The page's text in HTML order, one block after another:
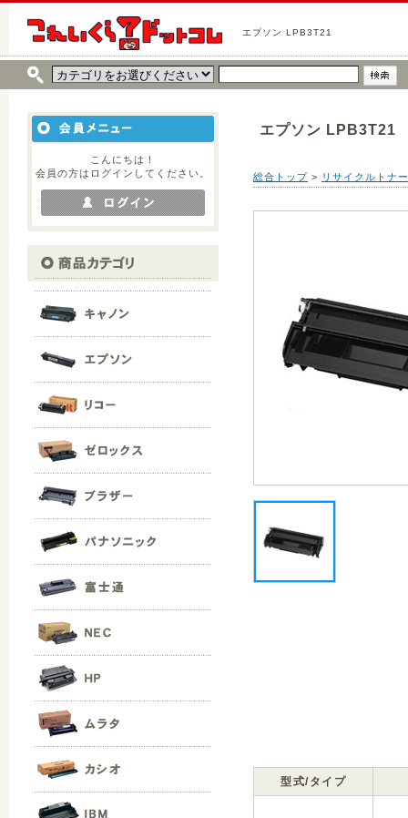
エプソン LPB3T21
こんにちは！
会員の方はログインしてください。
エプソン LPB3T21
総合トップ > リサイクルトナ
型式/タイプ